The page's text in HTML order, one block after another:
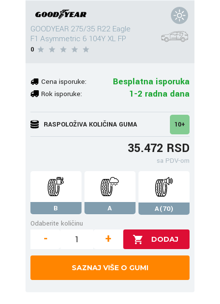
GOODYEAR 275/35 R22 Eagle
F1 Asymmetric 6 104Y XL FP
0
Cena isporuke: Besplatna isporuka
Rok isporuke: 1-2 radna dana
RASPOLOŽIVA KOLIČINA GUMA 10+
35.472 RSD
sa PDV-om
B A
A(70)
Odaberite količinu
- +
SAZNAJ VIŠE O GUMI